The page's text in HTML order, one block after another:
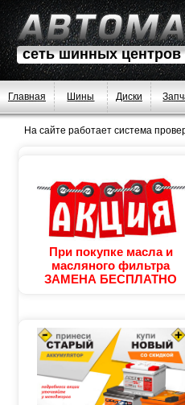
сеть шинных
Главная Шины Диски
На сайте работает система
При покупке масла и
масляного фильтра
ЗАМЕНА БЕСПЛАТНО